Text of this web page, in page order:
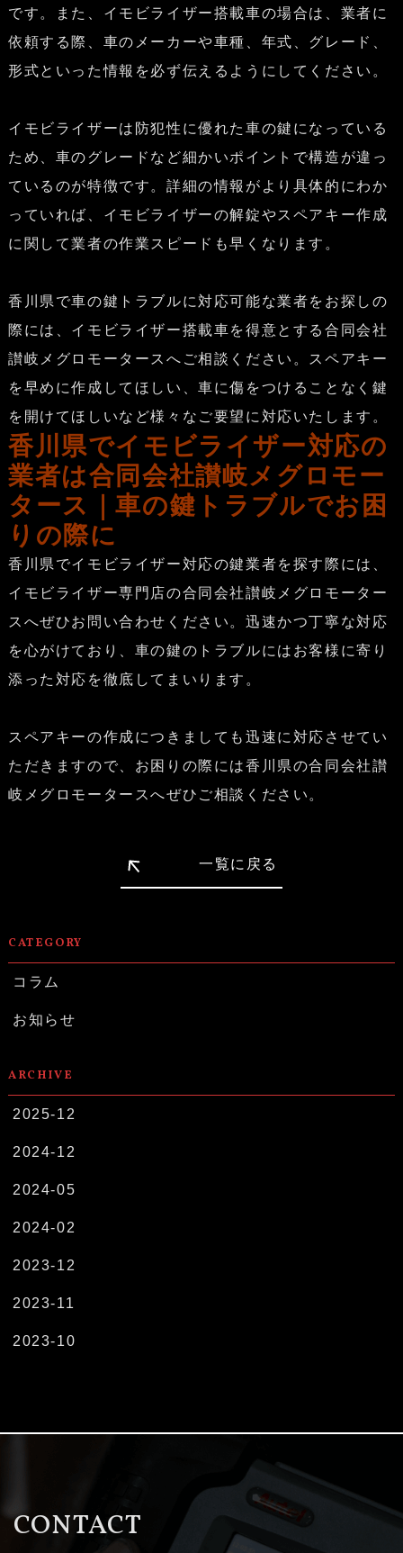
です。また、イモビライザー搭載車の場合は、業者に
依頼する際、車のメーカーや車種、年式、グレード、
形式といった情報を必ず伝えるようにしてください。
イモビライザーは防犯性に優れた車の鍵になっている
ため、車のグレードなど細かいポイントで構造が違っ
ているのが特徴です。詳細の情報がより具体的にわか
っていれば、イモビライザーの解錠やスペアキー作成
に関して業者の作業スピードも早くなります。
香川県で車の鍵トラブルに対応可能な業者をお探しの
際には、イモビライザー搭載車を得意とする合同会社
讃岐メグロモータースへご相談ください。スペアキー
を早めに作成してほしい、車に傷をつけることなく鍵
を開けてほしいなど様々なご要望に対応いたします。
香川県でイモビライザー対応の
業者は合同会社讃岐メグロモー
タース｜車の鍵トラブルでお困
りの際に
香川県でイモビライザー対応の鍵業者を探す際には、
イモビライザー専門店の合同会社讃岐メグロモーター
スへぜひお問い合わせください。迅速かつ丁寧な対応
を心がけており、車の鍵のトラブルにはお客様に寄り
添った対応を徹底してまいります。
スペアキーの作成につきましても迅速に対応させてい
ただきますので、お困りの際には香川県の合同会社讃
岐メグロモータースへぜひご相談ください。
一覧に戻る
CATEGORY
コラム
お知らせ
ARCHIVE
2025-12
2024-12
2024-05
2024-02
2023-12
2023-11
2023-10
CONTACT